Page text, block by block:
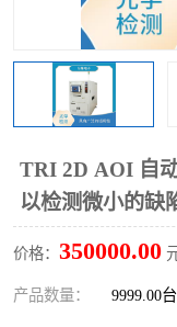
TRI 2D AOI 自
以检测微小的缺
价格： 350000.00
产品数量： 9999.00台